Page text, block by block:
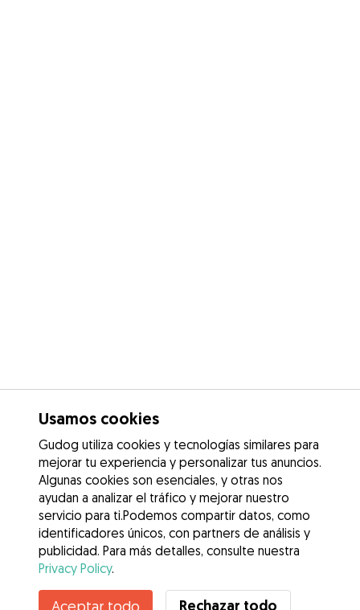
Contacta con Serena
Usamos cookies
Gudog utiliza cookies y tecnologías similares para
mejorar tu experiencia y personalizar tus anuncios.
Algunas cookies son esenciales, y otras nos
ayudan a analizar el tráfico y mejorar nuestro
servicio para ti.Podemos compartir datos, como
identificadores únicos, con partners de análisis y
publicidad. Para más detalles, consulte nuestra
Privacy Policy.
Aceptar todo Rechazar todo